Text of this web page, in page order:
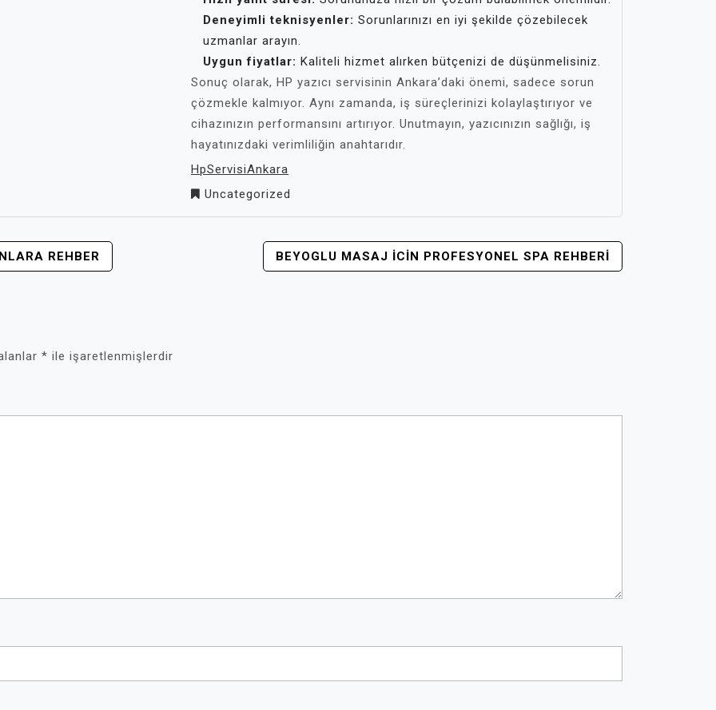
Deneyimli teknisyenler: Sorunlarınızı en iyi şekilde çözebilecek
uzmanlar arayın.
Uygun fiyatlar: Kaliteli hizmet alırken bütçenizi de düşünmelisiniz.
Sonuç olarak, HP yazıcı servisinin Ankara’daki önemi, sadece sorun
çözmekle kalmıyor. Aynı zamanda, iş süreçlerinizi kolaylaştırıyor ve
cihazınızın performansını artırıyor. Unutmayın, yazıcınızın sağlığı, iş
hayatınızdaki verimliliğin anahtarıdır.
HpServisiAnkara
Uncategorized
REHBER BEYOGLU MASAJ İCIN PROFESYONEL SPA REHBERI
* ile işaretlenmişlerdir